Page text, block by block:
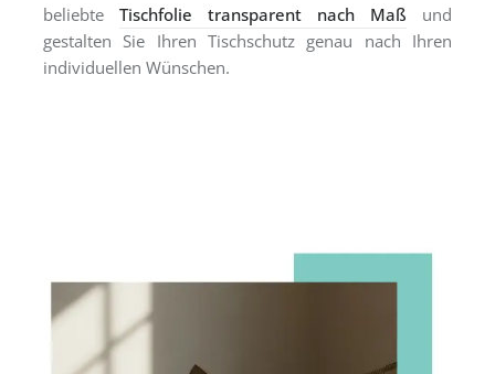
beliebte Tischfolie transparent nach Maß und
gestalten Sie Ihren Tischschutz genau nach Ihren
individuellen Wünschen.